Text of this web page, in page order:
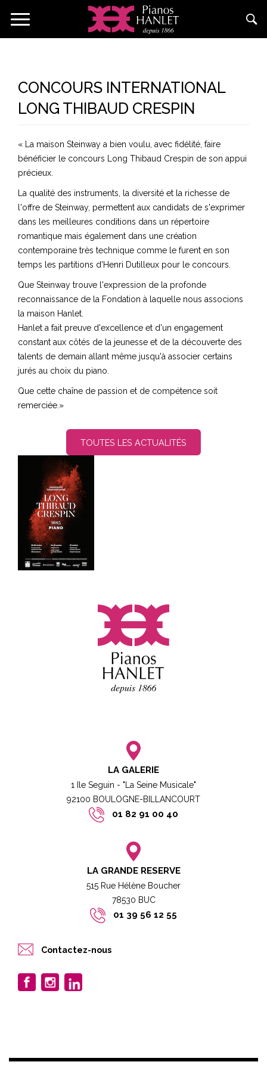
Toggle
CONCOURS INTERNATIONAL
LONG THIBAUD CRESPIN
«
La maison Steinway a bien voulu, avec fidélité, faire
bénéficier le concours Long Thibaud Crespin de son appui
précieux.
La qualité des instruments, la diversité et la richesse de
l'offre de Steinway, permettent aux candidats de s'exprimer
dans les meilleures conditions dans un répertoire
romantique mais également dans une création
contemporaine très technique comme le furent en son
temps les partitions d'Henri Dutilleux pour le concours.
Que Steinway trouve l'expression de la profonde
reconnaissance de la Fondation à laquelle nous associons
la maison Hanlet.
Hanlet a fait preuve d'excellence et d'un engagement
constant aux côtés de la jeunesse et de la découverte des
talents de demain allant même jusqu'à associer certains
jurés au choix du piano.
Que cette chaîne de passion et de compétence soit
remerciée. »
TOUTES LES ACTUALITÉS
LA GALERIE
1 Ile Seguin - "La Seine Musicale"
92100 BOULOGNE-BILLANCOURT​
01 82 91 00 40
LA GRANDE RESERVE
515 Rue Hélène Boucher
78530 BUC​​
01 39 56 12 55
Contactez-nous